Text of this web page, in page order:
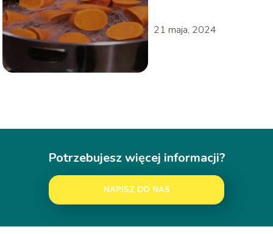
bataty?
21 maja, 2024
Potrzebujesz więcej informacji?
NAPISZ DO NAS